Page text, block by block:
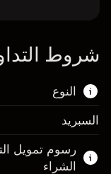
شروط
النوع
هذا السوق
الفروقات.
السبريد
رسوم تمويل
الشراء